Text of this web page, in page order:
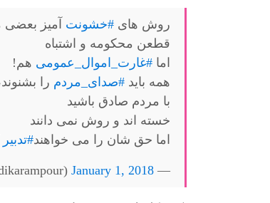
روش هاى #خشونت آميز
قطعن محكومه و اشتباه
اما #غارت_اموال_عمومى هم!
همه بايد #صداى_مردم را
با مردم صادق باشيد
خسته اند و روش نمى دانند
اما حق شان را مى خواهند#تدبير
— Mehdi Karampour (@mehdikarampour)
January 1, 2018